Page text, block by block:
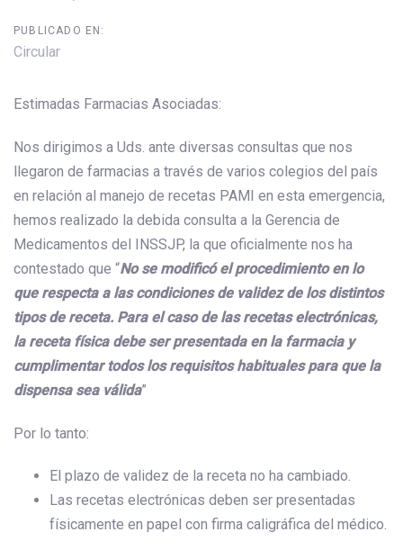
PUBLICADO EN:
Circular
Estimadas Farmacias Asociadas:
Nos dirigimos a Uds. ante diversas consultas que nos
llegaron de farmacias a través de varios colegios del país
en relación al manejo de recetas PAMI en esta emergencia,
hemos realizado la debida consulta a la Gerencia de
Medicamentos del INSSJP, la que oficialmente nos ha
contestado que “No se modificó el procedimiento en lo
que respecta a las condiciones de validez de los distintos
tipos de receta. Para el caso de las recetas electrónicas,
la receta física debe ser presentada en la farmacia y
cumplimentar todos los requisitos habituales para que la
dispensa sea válida”
Por lo tanto:
El plazo de validez de la receta no ha cambiado.
Las recetas electrónicas deben ser presentadas
físicamente en papel con firma caligráfica del médico.